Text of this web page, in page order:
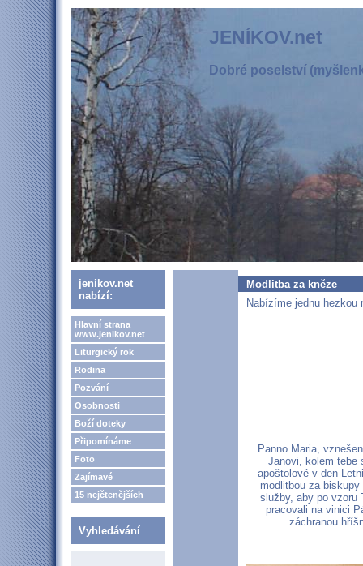
JENÍKOV.net
Dobré poselství
jenikov.net
nabízí:
Hlavní strana
www.jenikov.net
Liturgický rok
Rodina
Pozvání
Osobnosti
Boží doteky
Připomínáme
Foto
Zajímavé
15 nejčtenějších
Vyhledávání
Modlitba za kněze
Nabízíme jednu hezkou
Panno Maria,
Janovi, kolem tebe
apoštolové v den
modlitbou za
služby, aby po vzoru
pracovali na vinici
záchranou